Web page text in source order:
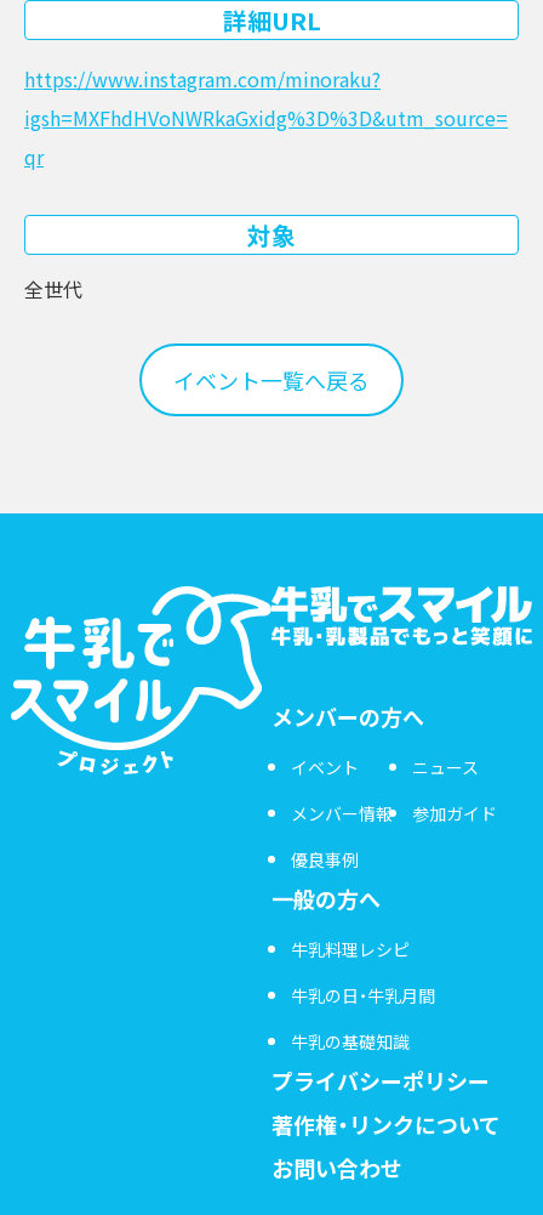
詳細URL
https://www.instagram.com/minoraku?
igsh=MXFhdHVoNWRkaGxidg%3D%3D&utm_source=
qr
対象
全世代
イベント一覧へ戻る
メンバーの方へ
イベント
メンバー情報
優良事例
ニュース
参加ガイド
一般の方へ
牛乳料理レシピ
牛乳の日・牛乳月間
牛乳の基礎知識
プライバシーポリシー
著作権・リンクについて
お問い合わせ